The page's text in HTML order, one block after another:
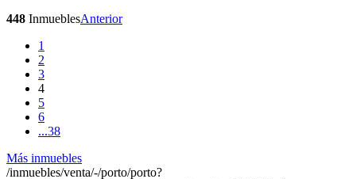
448 InmueblesAnterior
1
2
3
4
5
6
...38
Más inmuebles
/inmuebles/venta/-/porto/porto?